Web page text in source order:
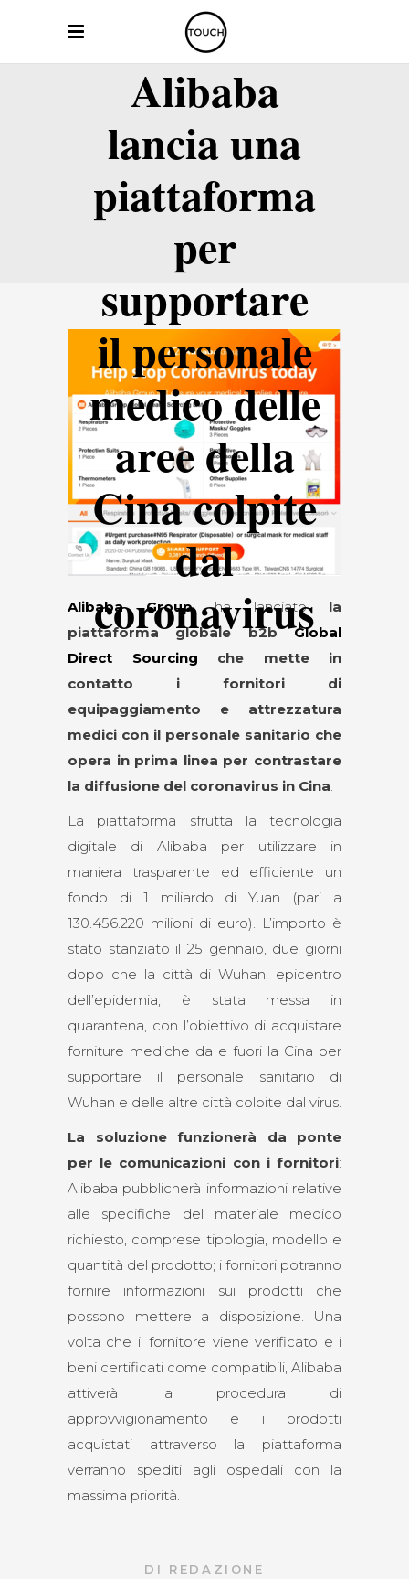
Alibaba
lancia una
piattaforma
per
supportare
il personale
medico delle
aree della
Cina colpite
dal
coronavirus
Alibaba Groupha lanciato la
piattaforma globale b2bGlobal
Direct Sourcing che mette in
contatto i fornitori di
equipaggiamento e attrezzatura
medici con il personale sanitario che
opera in prima linea per contrastare
la diffusione del coronavirus in Cina.
La piattaforma sfrutta la tecnologia
digitale di Alibaba per utilizzare in
maniera trasparente ed efficiente un
fondo di 1 miliardo di Yuan (pari a
130.456.220 milioni di euro). L’importo è
stato stanziato il 25 gennaio, due giorni
dopo che la città di Wuhan, epicentro
dell’epidemia, è stata messa in
quarantena, con l’obiettivo di acquistare
forniture mediche da e fuori la Cina per
supportare il personale sanitario di
Wuhan e delle altre città colpite dal virus.
La soluzione funzionerà da ponte
per le comunicazioni con i fornitori:
Alibaba pubblicherà informazioni relative
alle specifiche del materiale medico
richiesto, comprese tipologia, modello e
quantità del prodotto; i fornitori potranno
fornire informazioni sui prodotti che
possono mettere a disposizione. Una
volta che il fornitore viene verificato e i
beni certificati come compatibili, Alibaba
attiverà la procedura di
approvvigionamento e i prodotti
acquistati attraverso la piattaforma
verranno spediti agli ospedali con la
massima priorità.
DI REDAZIONE